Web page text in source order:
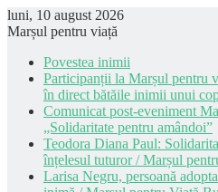
luni, 10 august 2026
Marșul pentru viață
Povestea inimii
Participanții la Marșul pentru
în direct bătăile inimii unui
Comunicat post-eveniment
„Solidaritate pentru amândoi”
Teodora Diana Paul:
înțelesul tuturor / Marșul
Larisa Negru, persoană